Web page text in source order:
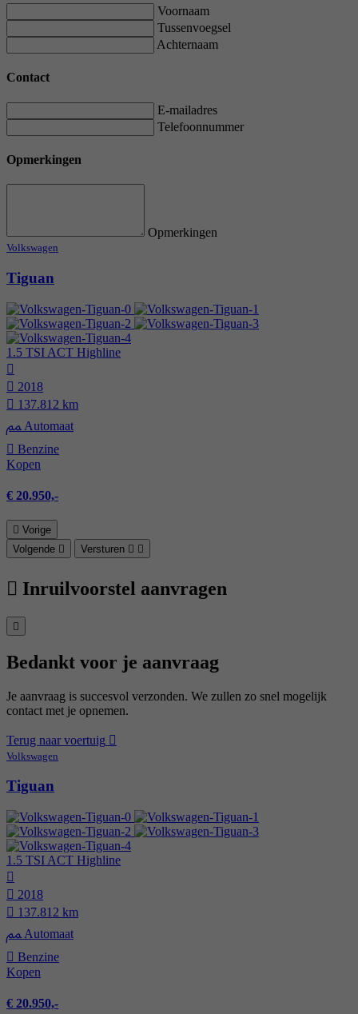
Voornaam
Tussenvoegsel
Achternaam
Contact
E-mailadres
Telefoonnummer
Opmerkingen
Opmerkingen
Volkswagen
Tiguan
1.5 TSI ACT Highline
2018
137.812 km
Automaat
Benzine
Kopen
€ 20.950,-
Vorige
Volgende
Versturen
Inruilvoorstel aanvragen
Bedankt voor je aanvraag
Je aanvraag is succesvol verzonden. We zullen zo snel mogelijk
contact met je opnemen.
Terug naar voertuig
Volkswagen
Tiguan
1.5 TSI ACT Highline
2018
137.812 km
Automaat
Benzine
Kopen
€ 20.950,-